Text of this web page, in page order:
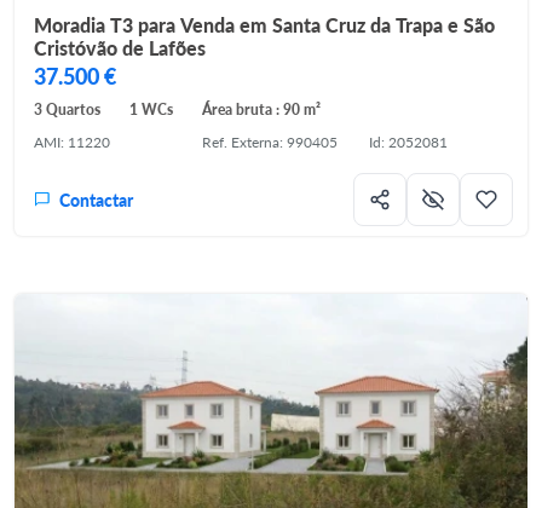
Moradia T3 para Venda em Santa Cruz da Trapa e São
Cristóvão de Lafões
37.500 €
3 Quartos 1 WCs
Área bruta : 90 m²
AMI: 11220
Ref. Externa: 990405 Id: 2052081
Contactar